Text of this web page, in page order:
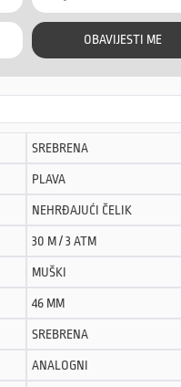
OBAVIJESTI ME
SREBRENA
PLAVA
NEHRĐAJUĆI ČELIK
30 M / 3 ATM
MUŠKI
46 MM
SREBRENA
ANALOGNI